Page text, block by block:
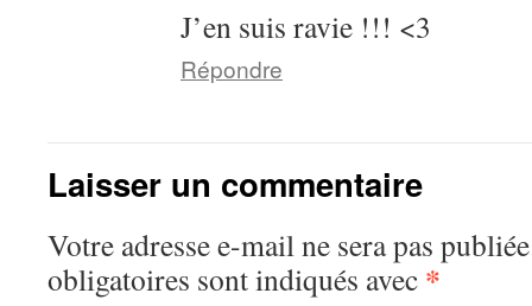
J’en suis ravie !!! <3
Répondre
Laisser un commentaire
Votre adresse e-mail ne sera pas
obligatoires sont indiqués avec *